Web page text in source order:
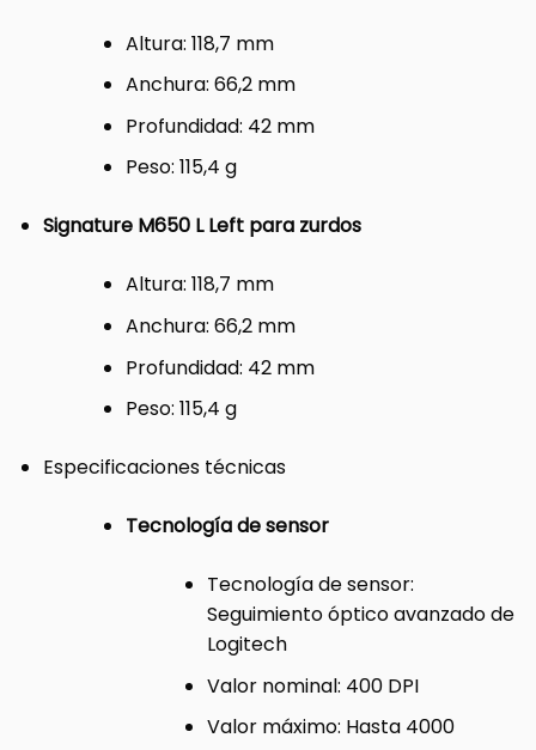
Altura: 118,7 mm
Anchura: 66,2 mm
Profundidad: 42 mm
Peso: 115,4 g
Signature M650 L Left para zurdos
Altura: 118,7 mm
Anchura: 66,2 mm
Profundidad: 42 mm
Peso: 115,4 g
Especificaciones técnicas
Tecnología de sensor
Tecnología de sensor:
Seguimiento óptico avanzado de
Logitech
Valor nominal: 400 DPI
Valor máximo: Hasta 4000